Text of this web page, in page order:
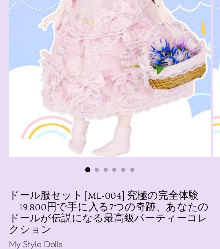
ドール服セット [ML-004] 究極の完全体験
―19,800円で手に入る7つの奇跡、あなたの
ドールが伝説になる最高級パーティーコレ
クション
My Style Dolls